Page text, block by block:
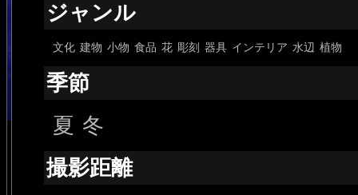
ジャンル
文化 建物 小物 食品 花 彫刻 器具 インテリア 水辺 植物
季節
夏 冬
撮影距離